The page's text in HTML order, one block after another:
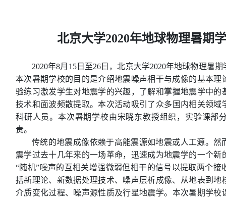
北京大学2020年地球物理暑期
2020年8月15日至26日，北京大学2020年地球物理暑
本次暑期学校的目的是介绍地震噪声相干与成像的基本理
验练习激发学生对地震学的兴趣， 了解和掌握地震学中的
技术和面波频散提取。本次活动吸引了众多国内相关领域
科研人员。 本次暑期学校由宋晓东教授组织 ， 实验课部
责。
传统的地震成像依赖于高能震源如地震或人工源。然
震学过去十几年来的一场革命，迅速成为地震学的一个新
“随机”噪声的互相关增强微弱但相干的信号以提取两个接
括新理论、新数据处理技术、噪声层析成像、从地表到地
介质变化过程、噪声源性质及行星地震学。 本次暑期学校